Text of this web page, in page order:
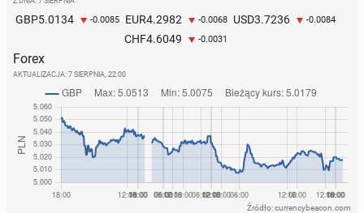
GBP5.0134 -0.0085 EUR4.2982 -0.0068 USD3.7236 -0.0084
CHF4.6049 -0.0031
Forex
AKTUALIZACJA: 7 SIERPNIA, 22:00
Źródło: currencybeacon.com